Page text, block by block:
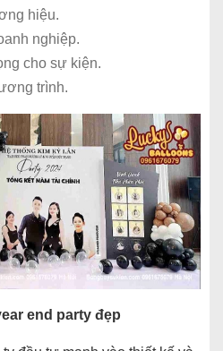
hiệu.
nghiệp.
cho sự kiện.
trình.
end party đẹp